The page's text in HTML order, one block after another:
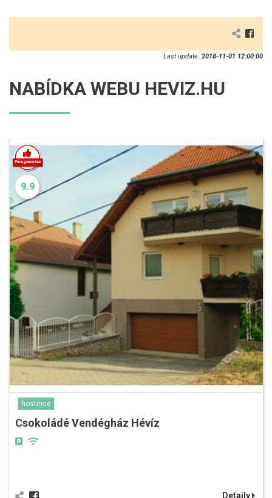
Last update: 2018-11-01 12:00:00
NABÍDKA WEBU HEVIZ.HU
9.9
hostince
Csokoládé Vendégház Hévíz
Detaily